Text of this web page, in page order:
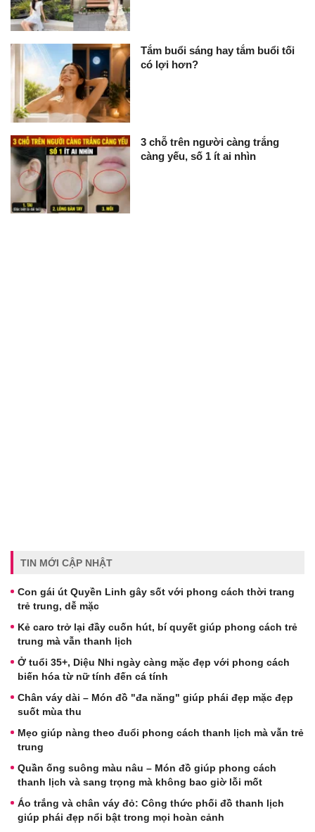
Tắm buổi sáng hay tắm buổi tối
có lợi hơn?
3 chỗ trên người càng trắng
càng yếu, số 1 ít ai nhìn
TIN MỚI CẬP NHẬT
Con gái út Quyền Linh gây sốt với phong cách thời trang
trẻ trung, dễ mặc
Kẻ caro trở lại đầy cuốn hút, bí quyết giúp phong cách trẻ
trung mà vẫn thanh lịch
Ở tuổi 35+, Diệu Nhi ngày càng mặc đẹp với phong cách
biến hóa từ nữ tính đến cá tính
Chân váy dài – Món đồ "đa năng" giúp phái đẹp mặc đẹp
suốt mùa thu
Mẹo giúp nàng theo đuổi phong cách thanh lịch mà vẫn trẻ
trung
Quần ống suông màu nâu – Món đồ giúp phong cách
thanh lịch và sang trọng mà không bao giờ lỗi mốt
Áo trắng và chân váy đỏ: Công thức phối đồ thanh lịch
giúp phái đẹp nổi bật trong mọi hoàn cảnh